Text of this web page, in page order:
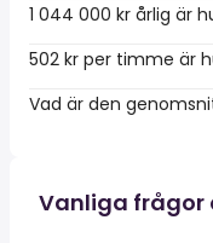
1 044 000 kr årlig är
502 kr per timme är
Vad är den
Vanliga frågor